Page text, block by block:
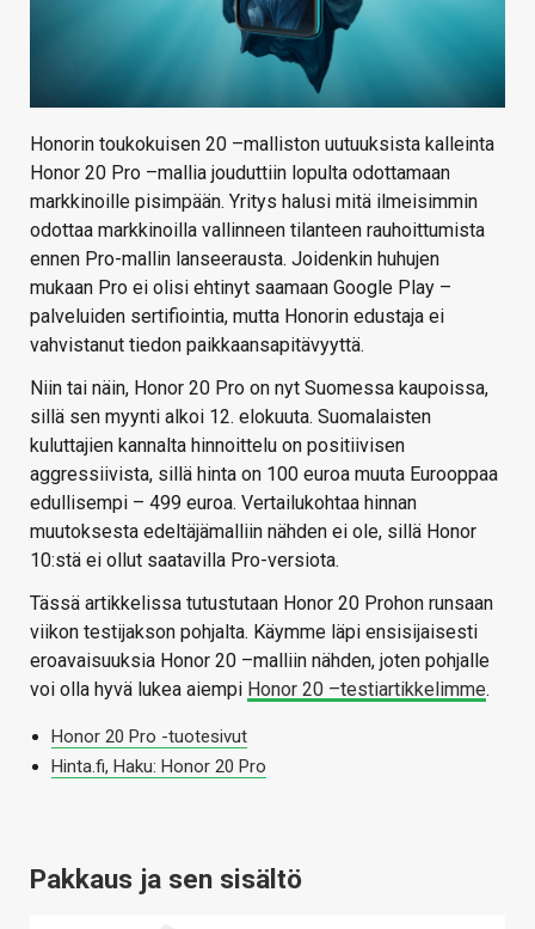
Honorin toukokuisen 20 –malliston uutuuksista kalleinta
Honor 20 Pro –mallia jouduttiin lopulta odottamaan
markkinoille pisimpään. Yritys halusi mitä ilmeisimmin
odottaa markkinoilla vallinneen tilanteen rauhoittumista
ennen Pro-mallin lanseerausta. Joidenkin huhujen
mukaan Pro ei olisi ehtinyt saamaan Google Play –
palveluiden sertifiointia, mutta Honorin edustaja ei
vahvistanut tiedon paikkaansapitävyyttä.
Niin tai näin, Honor 20 Pro on nyt Suomessa kaupoissa,
sillä sen myynti alkoi 12. elokuuta. Suomalaisten
kuluttajien kannalta hinnoittelu on positiivisen
aggressiivista, sillä hinta on 100 euroa muuta Eurooppaa
edullisempi – 499 euroa. Vertailukohtaa hinnan
muutoksesta edeltäjämalliin nähden ei ole, sillä Honor
10:stä ei ollut saatavilla Pro-versiota.
Tässä artikkelissa tutustutaan Honor 20 Prohon runsaan
viikon testijakson pohjalta. Käymme läpi ensisijaisesti
eroavaisuuksia Honor 20 –malliin nähden, joten pohjalle
voi olla hyvä lukea aiempi Honor 20 –testiartikkelimme.
Honor 20 Pro -tuotesivut
Hinta.fi, Haku: Honor 20 Pro
Pakkaus ja sen sisältö